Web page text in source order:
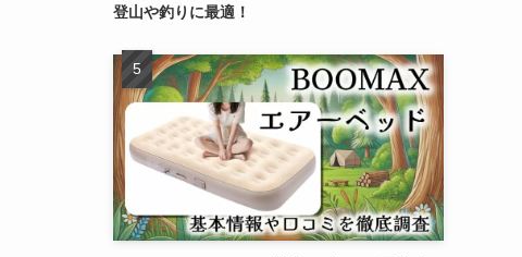
登山や釣りに最適！